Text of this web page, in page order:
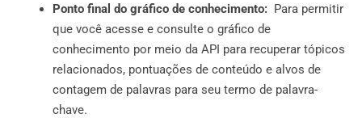
Ponto final do gráfico de conhecimento: Para permitir
que você acesse e consulte o gráfico de
conhecimento por meio da API para recuperar tópicos
relacionados, pontuações de conteúdo e alvos de
contagem de palavras para seu termo de palavra-
chave.